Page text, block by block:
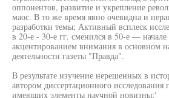
оппонентов, развитие и укрепление
маос. В то же время явно очевидна и
разработки темы; Активный всплеск
в 20-е - 30-е гг. сменился в 50-е — начале
акцентированием внимания в основном
деятельности газеты "Правда".
В результате изучение нерешенных в
автором диссертационного исследования
имеющих элементы научной новизны;'